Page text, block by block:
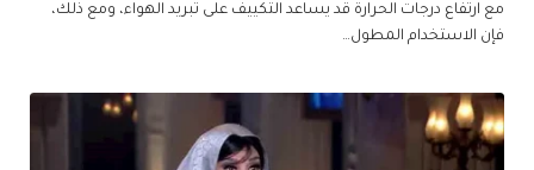
مع ارتفاع درجات الحرارة قد يساعد التكييف على تبريد الهواء، ومع ذلك،
فإن الاستخدام المطول…